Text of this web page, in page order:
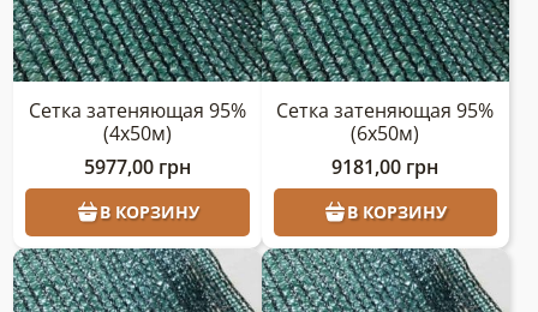
Сетка затеняющая 95%
(4х50м)
5977,00 грн
В КОРЗИНУ
Сетка затеняющая 95%
(6х50м)
9181,00 грн
В КОРЗИНУ